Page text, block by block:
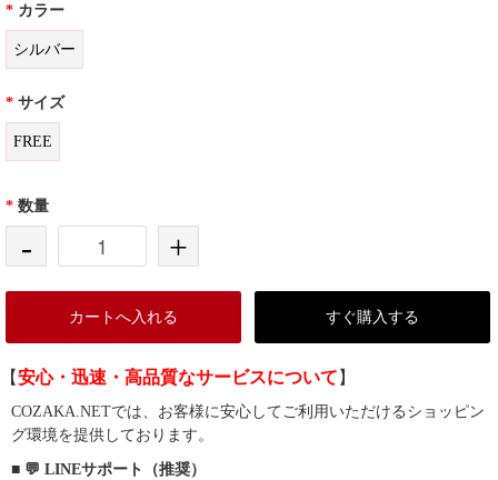
* カラー
シルバー
* サイズ
FREE
* 数量
- +
カートへ入れる すぐ購入する
【安心・迅速・高品質なサービスについて 】
COZAKA.NETでは、お客様に安心してご利用いただけるショッピン
グ環境を提供しております。
■ 💬 LINEサポート（推奨）